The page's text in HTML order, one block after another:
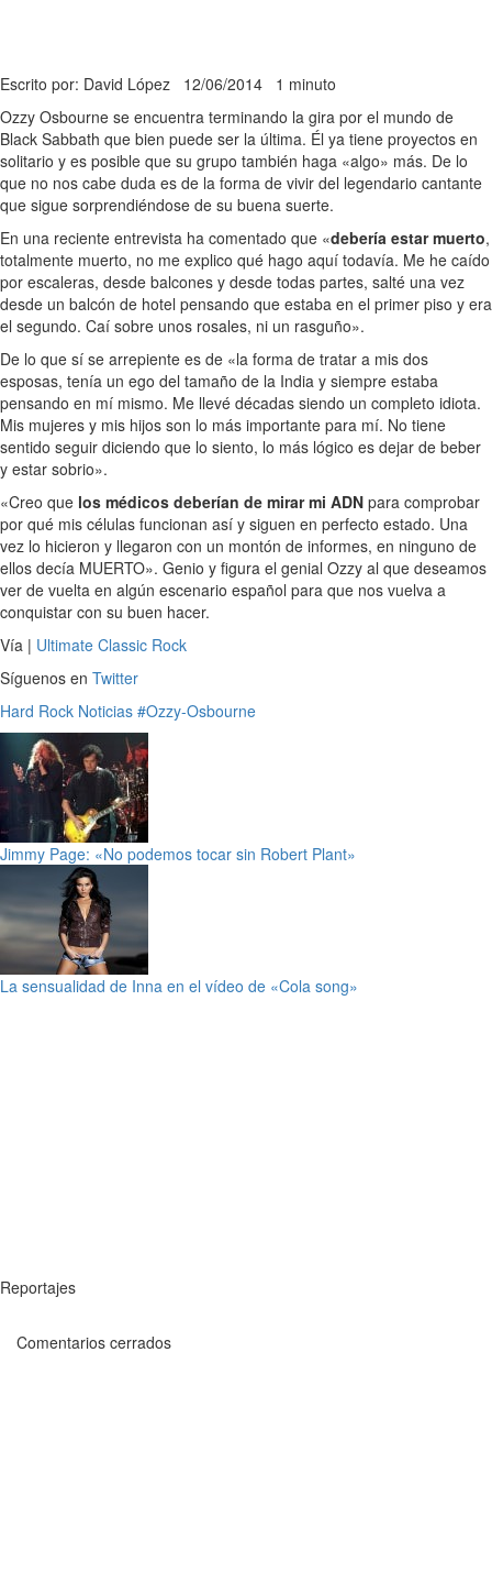
Escrito por: David López 12/06/2014 1 minuto
Ozzy Osbourne se encuentra terminando la gira por el mundo de
Black Sabbath que bien puede ser la última. Él ya tiene proyectos en
solitario y es posible que su grupo también haga «algo» más. De lo
que no nos cabe duda es de la forma de vivir del legendario cantante
que sigue sorprendiéndose de su buena suerte.
En una reciente entrevista ha comentado que «debería estar muerto,
totalmente muerto, no me explico qué hago aquí todavía. Me he caído
por escaleras, desde balcones y desde todas partes, salté una vez
desde un balcón de hotel pensando que estaba en el primer piso y era
el segundo. Caí sobre unos rosales, ni un rasguño».
De lo que sí se arrepiente es de «la forma de tratar a mis dos
esposas, tenía un ego del tamaño de la India y siempre estaba
pensando en mí mismo. Me llevé décadas siendo un completo idiota.
Mis mujeres y mis hijos son lo más importante para mí. No tiene
sentido seguir diciendo que lo siento, lo más lógico es dejar de beber
y estar sobrio».
«Creo que los médicos deberían de mirar mi ADN para comprobar
por qué mis células funcionan así y siguen en perfecto estado. Una
vez lo hicieron y llegaron con un montón de informes, en ninguno de
ellos decía MUERTO». Genio y figura el genial Ozzy al que deseamos
ver de vuelta en algún escenario español para que nos vuelva a
conquistar con su buen hacer.
Vía | Ultimate Classic Rock
Síguenos en Twitter
Hard Rock Noticias #Ozzy-Osbourne
Jimmy Page: «No podemos tocar sin Robert Plant»
La sensualidad de Inna en el vídeo de «Cola song»
Reportajes
Comentarios cerrados